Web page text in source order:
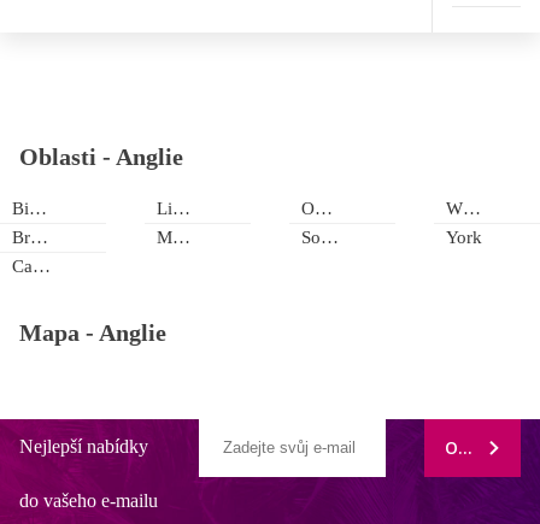
Oblasti - Anglie
Birmingham
Bristol
Canterbury
Liverpool
Manchester
Oxford
Southampton
Whiteside
York
Mapa - Anglie
Nejlepší nabídky
do vašeho e-mailu
ODEBÍRAT